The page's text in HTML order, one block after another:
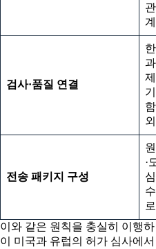
검사·품질 연결
전송 패키지 구성
·
이와 같은 원칙을 충실히 이행
이 미국과 유럽의 허가 심사에